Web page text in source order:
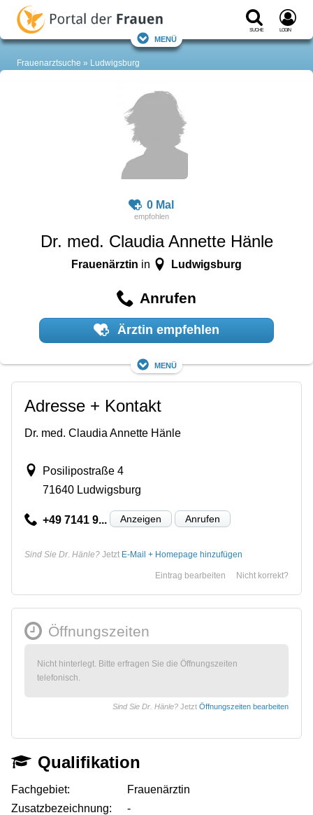
Suche Login
Menü
Frauenarztsuche Ludwigsburg
0 Mal
Dr. med. Claudia Annette Hänle
Frauenärztin in Ludwigsburg
Anrufen
Ärztin empfehlen
Menü
Adresse + Kontakt
Dr. med. Claudia Annette Hänle
Posilipostraße 4
71640 Ludwigsburg
+49 7141 9... Anzeigen Anrufen
Sind Sie Dr. Hänle? Jetzt E-Mail + Homepage hinzufügen
Nicht korrekt?
Eintrag bearbeiten
Öffnungszeiten
Nicht hinterlegt. Bitte erfragen Sie die Öffnungszeiten
telefonisch.
Sind Sie Dr. Hänle? Jetzt Öffnungszeiten bearbeiten
Qualifikation
Fachgebiet:
Frauenärztin
Zusatzbezeichnung:
-